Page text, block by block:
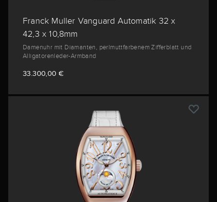
Franck Muller Vanguard Automatik 32 x
42,3 x 10,8mm
Damenuhr mit Diamanten, perlmuttfarbenem Zifferblatt und
Alligatorenleder-Armband
33.300,00 €